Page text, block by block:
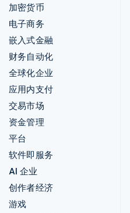
加密货币
电子商务
嵌入式金融
财务自动化
全球化企业
应用内支付
交易市场
资金管理
平台
软件即服务
AI 企业
创作者经济
游戏